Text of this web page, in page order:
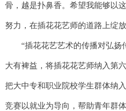
骨，越是扑鼻香。希望我能够以
努力，在插花花艺师的道路上绽
“插花花艺艺术的传播对弘扬
大有裨益，将插花花艺师纳入第
把大中专和职业院校学生群体纳
竞赛以就业为导向，帮助青年群